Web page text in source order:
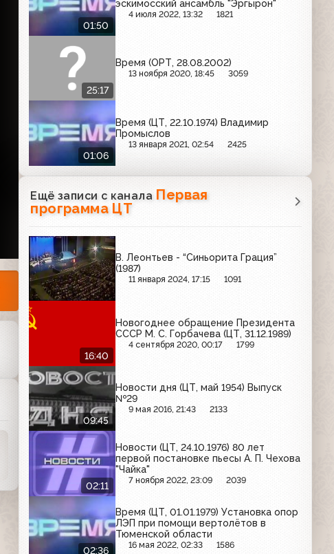
01:50
эскимосский ансамбль "Эргырон"
4 июля 2022, 13:32 1821
25:17
Время (ОРТ, 28.08.2002)
13 ноября 2020, 18:45 3059
01:06
Время (ЦТ, 22.10.1974) Владимир
Промыслов
13 января 2021, 02:54 2425
Ещё записи с канала Первая
программа ЦТ
В. Леонтьев - “Синьорита Грация”
(1987)
11 января 2024, 17:15 1091
16:40
Новогоднее обращение Президента
СССР М. С. Горбачева (ЦТ, 31.12.1989)
4 сентября 2020, 00:17 1799
09:45
Новости дня (ЦТ, май 1954) Выпуск
№29
9 мая 2016, 21:43 2133
02:11
Новости (ЦТ, 24.10.1976) 80 лет
первой постановке пьесы А. П. Чехова
"Чайка"
7 ноября 2022, 23:09 2039
02:36
Время (ЦТ, 01.01.1979) Установка опор
ЛЭП при помощи вертолётов в
Тюменской области
16 мая 2022, 02:33 1586